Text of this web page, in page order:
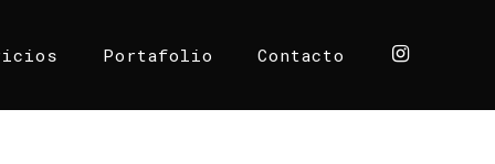
Portafolio Contacto